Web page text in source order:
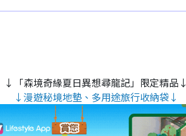
↓「森境奇緣夏日異想尋龍記」限定精品↓
↓漫遊秘境地墊、多用途旅行收納袋↓